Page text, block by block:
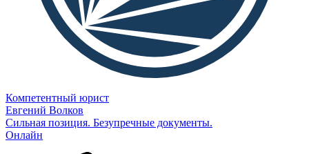
Компетентный юрист
Евгений Волков
Сильная позиция. Безупречные документы.
Онлайн